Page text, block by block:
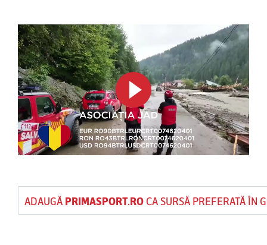
ADAUGĂ PRIMASPORT.ROCA SURSĂ PREFERATĂ ÎN